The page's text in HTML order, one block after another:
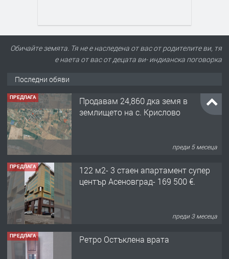
Обичайте земята. Тя не е наследена от вас от родителите ви, тя
е наета от вас от децата ви- индианска поговорка
Последни обяви
ПРЕДЛАГА
Продавам 24,860 дка земя в
землището на с. Крислово
преди 5 месеца
ПРЕДЛАГА
122 м2- 3 стаен апартамент супер
център Асеновград- 169 500 €.
преди 3 месеца
ПРЕДЛАГА Ретро Остъклена врата